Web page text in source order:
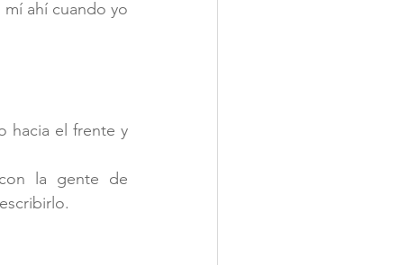
ahí cuando yo
hacia el frente y
la gente de